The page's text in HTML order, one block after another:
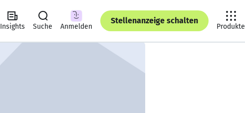
Insights Suche Anmelden
Stellenanzeige schalten
Produkte